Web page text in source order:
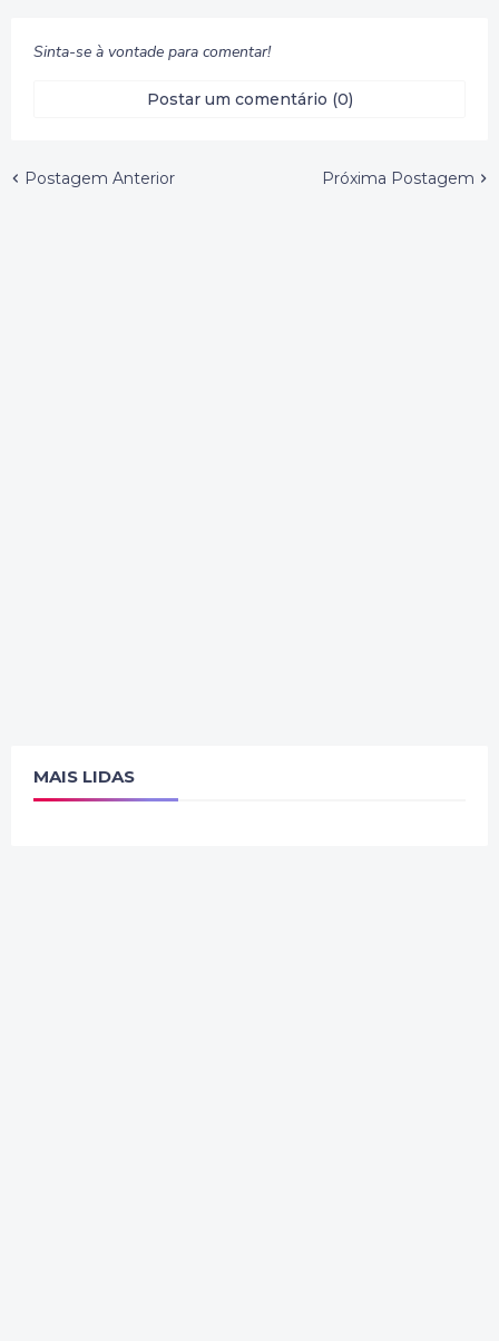
Sinta-se à vontade para comentar!
Postar um comentário (0)
Postagem Anterior Próxima Postagem
MAIS LIDAS